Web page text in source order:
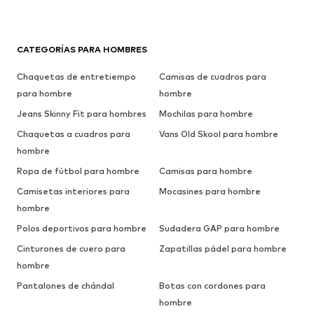
CATEGORÍAS PARA HOMBRES
Chaquetas de entretiempo
para hombre
Camisas de cuadros para
hombre
Jeans Skinny Fit para hombres
Mochilas para hombre
Chaquetas a cuadros para
hombre
Vans Old Skool para hombre
Ropa de fútbol para hombre
Camisas para hombre
Camisetas interiores para
hombre
Mocasines para hombre
Polos deportivos para hombre
Sudadera GAP para hombre
Cinturones de cuero para
hombre
Zapatillas pádel para hombre
Pantalones de chándal
Botas con cordones para
hombre